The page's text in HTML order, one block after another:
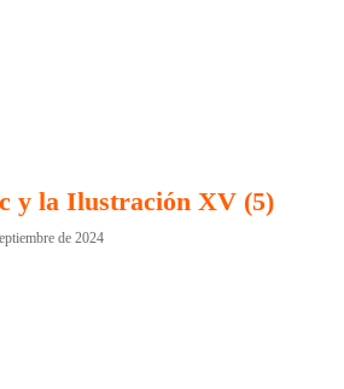
y la Ilustración XV (5)
de 2024